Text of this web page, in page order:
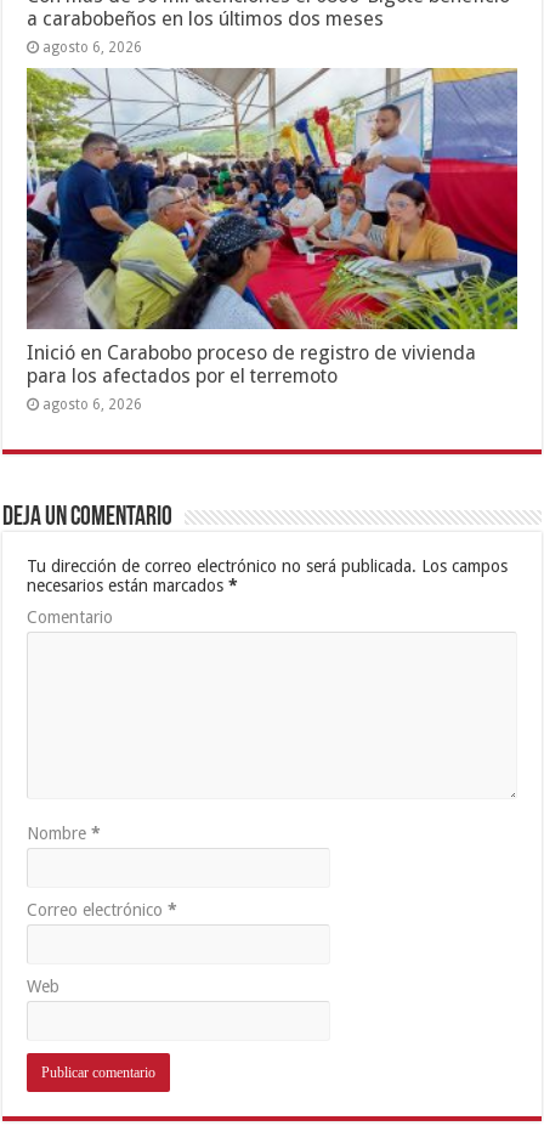
a carabobeños en los últimos dos meses
agosto 6, 2026
Inició en Carabobo proceso de registro de vivienda
para los afectados por el terremoto
agosto 6, 2026
Deja un comentario
Tu dirección de correo electrónico no será publicada. Los campos
necesarios están marcados*
Comentario
Nombre*
Correo electrónico*
Web